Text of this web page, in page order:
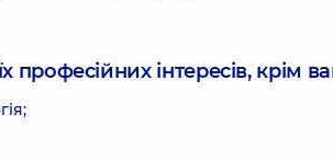
інтересів, крім